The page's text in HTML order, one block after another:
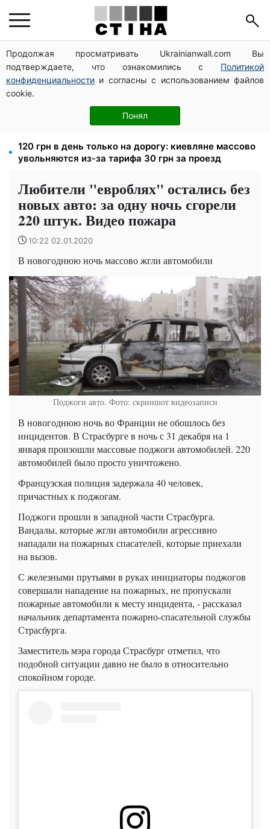
Продолжая просматривать Ukrainianwall.com Вы
подтверждаете, что ознакомились с Политикой
конфиденциальности и согласны с использованием файлов
cookie.
Понял
8 451 грн вместо пакета малыша: Пенсионный фонд
объяснил, как получить деньги
Пенсия для III группы инвалидности с 1 сентября: от
2595 до 10 625 грн — кто сколько получит
100 000 грн за 18 месяцев: Укрзализныця отменила
ежемесячные выплаты мобилизованным
120 грн в день только на дорогу: киевляне массово
увольняются из-за тарифа 30 грн за проезд
Любители "евроблях" остались без
новых авто: за одну ночь сгорели
220 штук. Видео пожара
10:22 02.01.2020
В новогоднюю ночь массово жгли автомобили
Поджоги авто. Фото: скриншот видеозаписи
В новогоднюю ночь во Франции не обошлось без
инцидентов. В Страсбурге в ночь с 31 декабря на 1
января произошли массовые поджоги автомобилей. 220
автомобилей было просто уничтожено.
Французская полиция задержала 40 человек,
причастных к поджогам.
Поджоги прошли в западной части Страсбурга.
Вандалы, которые жгли автомобили агрессивно
нападали на пожарных спасателей, которые приехали
на вызов.
С железными прутьями в руках инициаторы поджогов
совершали нападение на пожарных, не пропускали
пожарные автомобили к месту инцидента, - рассказал
начальник департамента пожарно-спасательной службы
Страсбурга.
Заместитель мэра города Страсбург отметил, что
подобной ситуации давно не было в относительно
спокойном городе.